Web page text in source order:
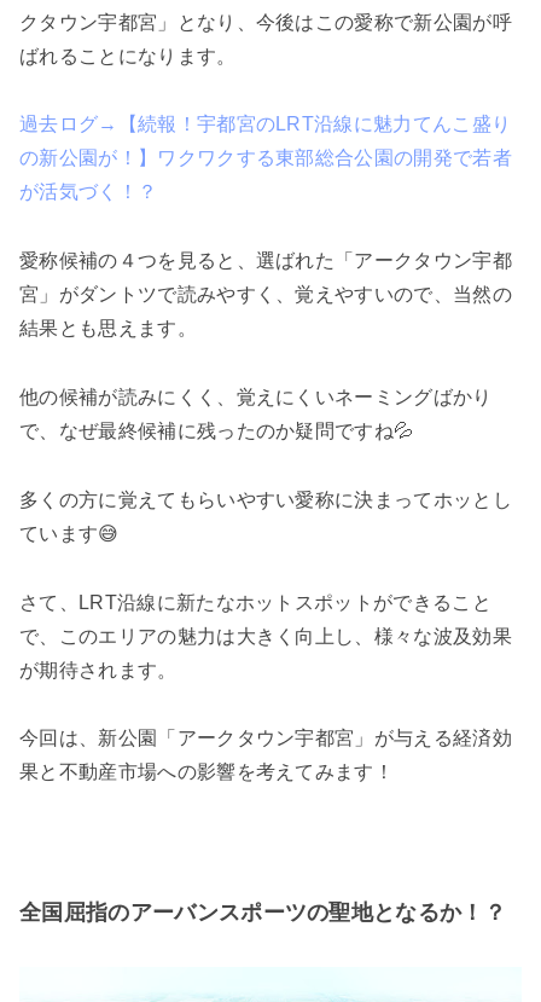
クタウン宇都宮」となり、今後はこの愛称で新公園が呼
ばれることになります。
過去ログ→【続報！宇都宮のLRT沿線に魅力てんこ盛り
の新公園が！】ワクワクする東部総合公園の開発で若者
が活気づく！？
愛称候補の４つを見ると、選ばれた「アークタウン宇都
宮」がダントツで読みやすく、覚えやすいので、当然の
結果とも思えます。
他の候補が読みにくく、覚えにくいネーミングばかり
で、なぜ最終候補に残ったのか疑問ですね💦
多くの方に覚えてもらいやすい愛称に決まってホッとし
ています😅
さて、LRT沿線に新たなホットスポットができること
で、このエリアの魅力は大きく向上し、様々な波及効果
が期待されます。
今回は、新公園「アークタウン宇都宮」が与える経済効
果と不動産市場への影響を考えてみます！
全国屈指のアーバンスポーツの聖地となるか！？